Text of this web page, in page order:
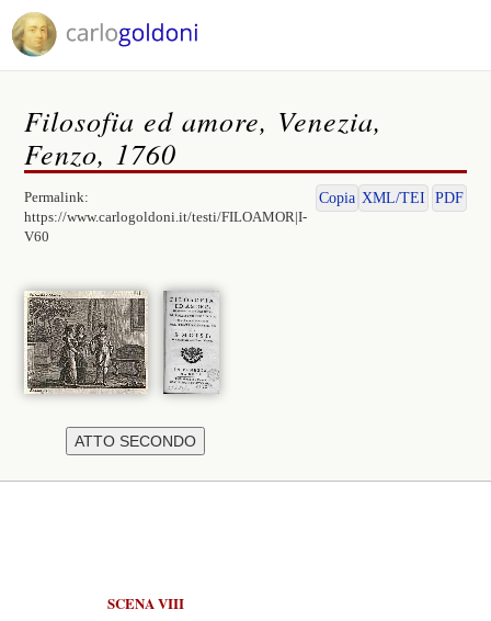
Filosofia ed amore, Venezia,
Fenzo, 1760
Permalink:
https://www.carlogoldoni.it/testi/FILOAMOR|I-
V60
Copia XML/TEI PDF
SCENA VIII